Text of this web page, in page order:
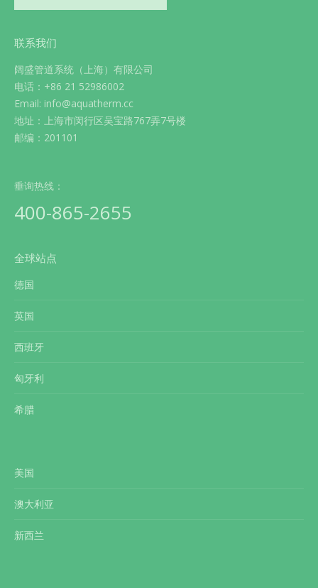
联系我们
阔盛管道系统（上海）有限公司
电话：+86 21 52986002
Email: info@aquatherm.cc
地址：上海市闵行区吴宝路767弄7号楼
邮编：201101
垂询热线：
400-865-2655
全球站点
德国
英国
西班牙
匈牙利
希腊
美国
澳大利亚
新西兰